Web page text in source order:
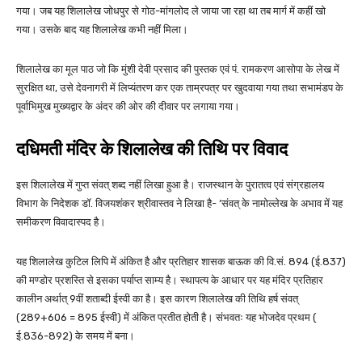
गया। जब यह शिलालेख जोधपुर से गोठ-मांगलोद ले जाया जा रहा था तब मार्ग में कहीं खो
गया। उसके बाद यह शिलालेख कभी नहीं मिला।
शिलालेख का मूल पाठ जो कि मुंशी देवी प्रसाद की पुस्तक एवं पं. रामकरण आसोपा के लेख में
सुरक्षित था, उसे देवनागरी में लिप्यंतरण कर एक ताम्रपत्र पर खुदवाया गया तथा सभामंडप के
पूर्वाभिमुख मुख्यद्वार के अंदर की ओर की दीवार पर लगाया गया।
दधिमती मंदिर केशिलालेख की तिथि पर विवाद
इस शिलालेख में गुप्त संवत् शब्द नहीं लिखा हुआ है। राजस्थान के पुरातत्व एवं संग्रहालय
विभाग के निदेशक डॉ. विजयशंकर श्रीवास्तव ने लिखा है- ‘संवत् के नामोल्लेख के अभाव में यह
समीकरण विवादास्पद है।
यह शिलालेख कुटिल लिपि में अंकित है और प्रतिहार शासक बाऊक की वि.सं. 894 (ई.837)
की मण्डोर प्रशस्ति से इसका पर्याप्त साम्य है। स्थापत्य के आधार पर यह मंदिर प्रतिहार
कालीन अर्थात् 9वीं शताब्दी ईस्वी का है। इस कारण शिलालेख की तिथि हर्ष संवत्
(289+606 = 895 ईस्वी) में अंकित प्रतीत होती है। संभवतः यह भोजदेव प्रथम (
ई.836-892) के समय में बना।